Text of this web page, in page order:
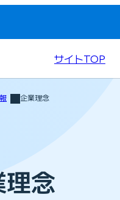
サイトTOP
企業理念
念